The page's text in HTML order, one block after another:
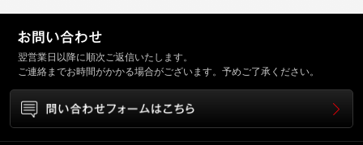
翌営業日以降に順次ご返信いたします。
ご連絡までお時間がかかる場合がございます。予めご了承ください。